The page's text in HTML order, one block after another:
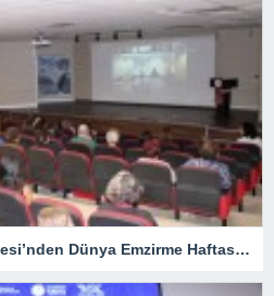
Lüleburgaz Devlet Hastanesi’nden Dünya Emzirme Haftası Katılımı